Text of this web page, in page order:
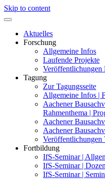
Skip to content
Aktuelles
Forschung
Allgemeine Infos
Laufende Projekte
Veröffentlichungen
Tagung
Zur Tagungsseite
Allgemeine Infos |
Aachener
Rahmenthema |
Aachener
Aachener
Veröffentlichungen
Fortbildung
IfS-Seminar |
IfS-Seminar |
IfS-Seminar |